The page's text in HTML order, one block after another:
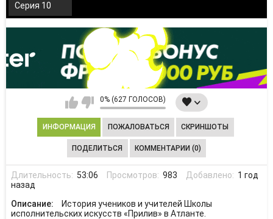
Серия 10
0% (627 ГОЛОСОВ)
ИНФОРМАЦИЯ ПОЖАЛОВАТЬСЯ СКРИНШОТЫ
ПОДЕЛИТЬСЯ КОММЕНТАРИИ (0)
Длительность: 53:06 Просмотров: 983 Добавлено: 1 год
назад
Описание:
История учеников и учителей Школы
исполнительских искусств «Прилив» в Атланте.